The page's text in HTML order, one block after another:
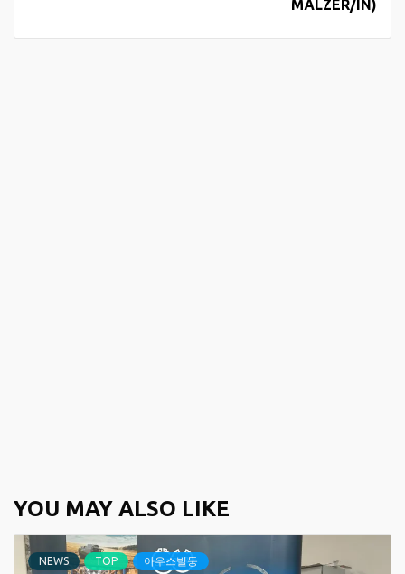
MÄLZER/IN)
YOU MAY ALSO LIKE
NEWS TOP 아우스빌둥